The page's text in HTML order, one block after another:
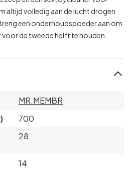
altijd volledig aan de lucht drogen
een onderhoudspoeder aan om
de tweede helft te houden.
MR.MEMBR
700
28
14